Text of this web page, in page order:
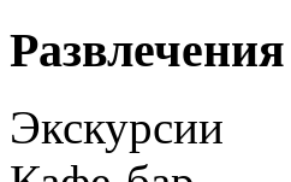
Развлечения
Экскурсии